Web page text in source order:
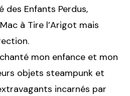
des Enfants Perdus,
à Tire l’Arigot mais
mon enfance et mon
objets steampunk et
incarnés par